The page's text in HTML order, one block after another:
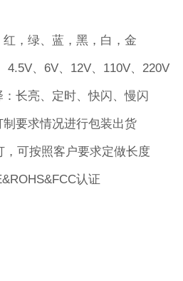
，绿、蓝，黑，白，金
4.5V、 6V、 12V、 110V、 220V
长亮、定时、快闪、慢闪
要求情况进行包装出货
，可按照客户要求定做长度
认证